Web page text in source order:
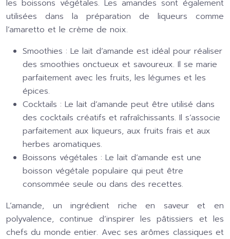
les boissons végétales. Les amandes sont également
utilisées dans la préparation de liqueurs comme
l’amaretto et le crème de noix.
Smoothies : Le lait d’amande est idéal pour réaliser
des smoothies onctueux et savoureux. Il se marie
parfaitement avec les fruits, les légumes et les
épices.
Cocktails : Le lait d’amande peut être utilisé dans
des cocktails créatifs et rafraîchissants. Il s’associe
parfaitement aux liqueurs, aux fruits frais et aux
herbes aromatiques.
Boissons végétales : Le lait d’amande est une
boisson végétale populaire qui peut être
consommée seule ou dans des recettes.
L’amande, un ingrédient riche en saveur et en
polyvalence, continue d’inspirer les pâtissiers et les
chefs du monde entier. Avec ses arômes classiques et